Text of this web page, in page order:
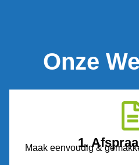
Onze
1.
Maak eenvoudig &